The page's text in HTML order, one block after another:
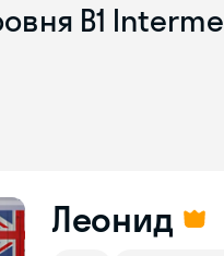
B1
Леонид